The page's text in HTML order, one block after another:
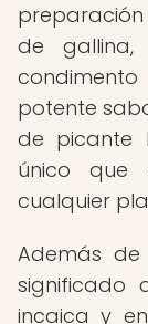
de gallina,
potente
de picante
único que
cualquier
Además
significado
incaica y